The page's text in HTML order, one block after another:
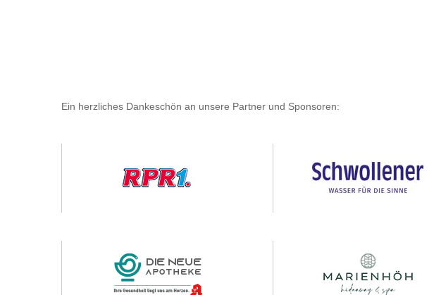
Ein herzliches Dankeschön an unsere Partner und Sponsoren: